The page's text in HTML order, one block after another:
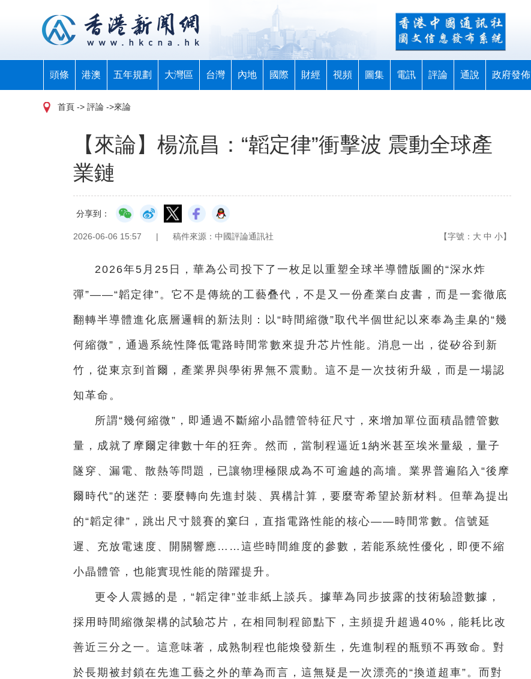
頭條 港澳 五年規劃 大灣區 台灣 內地 國際 財經 視頻 圖集 電訊 評論 通說 政府發佈
首頁 -> 評論 ->來論
【來論】楊流昌：“韜定律”衝擊波 震動全球產
業鏈
分享到：
2026-06-06 15:57 | 稿件來源：中國評論通訊社 【字號： 大 中 小】
2026年5月25日，華為公司投下了一枚足以重塑全球半導體版圖的“深水炸
彈”——“韜定律”。它不是傳統的工藝叠代，不是又一份產業白皮書，而是一套徹底
翻轉半導體進化底層邏輯的新法則：以“時間縮微”取代半個世紀以來奉為圭臬的“幾
何縮微”，通過系統性降低電路時間常數來提升芯片性能。消息一出，從矽谷到新
竹，從東京到首爾，產業界與學術界無不震動。這不是一次技術升級，而是一場認
知革命。
所謂“幾何縮微”，即通過不斷縮小晶體管特征尺寸，來增加單位面積晶體管數
量，成就了摩爾定律數十年的狂奔。然而，當制程逼近1納米甚至埃米量級，量子
隧穿、漏電、散熱等問題，已讓物理極限成為不可逾越的高墻。業界普遍陷入“後摩
爾時代”的迷茫：要麼轉向先進封裝、異構計算，要麼寄希望於新材料。但華為提出
的“韜定律”，跳出尺寸競賽的窠臼，直指電路性能的核心——時間常數。信號延
遲、充放電速度、開關響應……這些時間維度的參數，若能系統性優化，即便不縮
小晶體管，也能實現性能的階躍提升。
更令人震撼的是，“韜定律”並非紙上談兵。據華為同步披露的技術驗證數據，
採用時間縮微架構的試驗芯片，在相同制程節點下，主頻提升超過40%，能耗比改
善近三分之一。這意味著，成熟制程也能煥發新生，先進制程的瓶頸不再致命。對
於長期被封鎖在先進工藝之外的華為而言，這無疑是一次漂亮的“換道超車”。而對